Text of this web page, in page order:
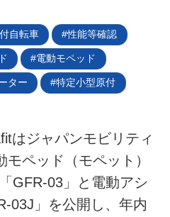
自転車 性能等確認
電動モペッド
ター 特定小型原付
はジャパンモビリティ
ペッド（モペット）
GFR-03」と電動アシ
03J」を公開し、年内